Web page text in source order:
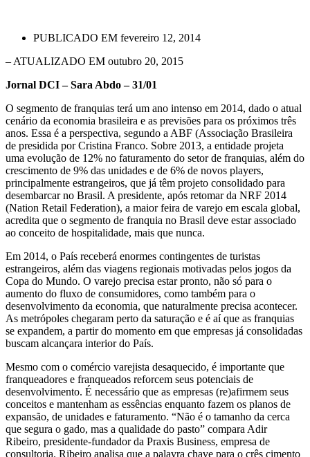
PUBLICADO EM fevereiro 12, 2014
– ATUALIZADO EM outubro 20, 2015
Jornal DCI – Sara Abdo – 31/01
O segmento de franquias terá um ano intenso em 2014, dado o atual
cenário da economia brasileira e as previsões para os próximos três
anos. Essa é a perspectiva, segundo a ABF (Associação Brasileira
de presidida por Cristina Franco. Sobre 2013, a entidade projeta
uma evolução de 12% no faturamento do setor de franquias, além do
crescimento de 9% das unidades e de 6% de novos players,
principalmente estrangeiros, que já têm projeto consolidado para
desembarcar no Brasil. A presidente, após retomar da NRF 2014
(Nation Retail Federation), a maior feira de varejo em escala global,
acredita que o segmento de franquia no Brasil deve estar associado
ao conceito de hospitalidade, mais que nunca.
Em 2014, o País receberá enormes contingentes de turistas
estrangeiros, além das viagens regionais motivadas pelos jogos da
Copa do Mundo. O varejo precisa estar pronto, não só para o
aumento do fluxo de consumidores, como também para o
desenvolvimento da economia, que naturalmente precisa acontecer.
As metrópoles chegaram perto da saturação e é aí que as franquias
se expandem, a partir do momento em que empresas já consolidadas
buscam alcançara interior do País.
Mesmo com o comércio varejista desaquecido, é importante que
franqueadores e franqueados reforcem seus potenciais de
desenvolvimento. É necessário que as empresas (re)afirmem seus
conceitos e mantenham as essências enquanto fazem os planos de
expansão, de unidades e faturamento. “Não é o tamanho da cerca
que segura o gado, mas a qualidade do pasto” compara Adir
Ribeiro, presidente-fundador da Praxis Business, empresa de
consultoria. Ribeiro analisa que a palavra chave para o crês cimento